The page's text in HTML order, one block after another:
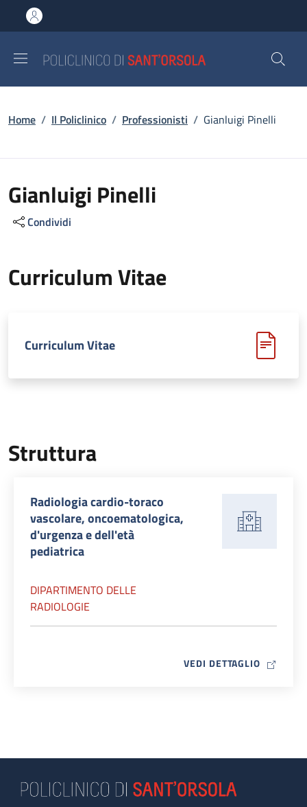
al contenuto principale
to footer content
Briciole di pane
Home / Il Policlinico / Professionisti / Gianluigi Pinelli
Gianluigi Pinelli
Condividi
Curriculum Vitae
Curriculum Vitae
Struttura
Radiologia cardio-toraco
vascolare, oncoematologica,
d'urgenza e dell'età
pediatrica
DIPARTIMENTO DELLE
RADIOLOGIE
VEDI DETTAGLIO MAP ICON